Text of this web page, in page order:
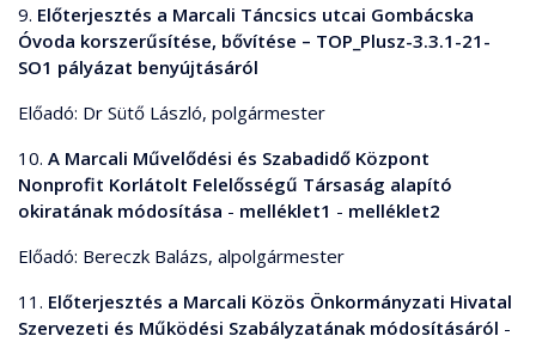
9. Előterjesztés a Marcali Táncsics utcai Gombácska
Óvoda korszerűsítése, bővítése – TOP_Plusz-3.3.1-21-
SO1 pályázat benyújtásáról
Előadó: Dr Sütő László, polgármester
10. A Marcali Művelődési és Szabadidő Központ
Nonprofit Korlátolt Felelősségű Társaság alapító
okiratának módosítása - melléklet1 - melléklet2
Előadó: Bereczk Balázs, alpolgármester
11. Előterjesztés a Marcali Közös Önkormányzati Hivatal
Szervezeti és Működési Szabályzatának módosításáról -